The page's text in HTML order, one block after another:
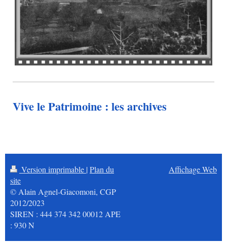
Vive le Patrimoine : les archives
Version imprimable |Plan du
site
© Alain Agnel-Giacomoni, CGP
2012/2023
SIREN : 444 374 342 00012 APE
: 930 N
Affichage Web